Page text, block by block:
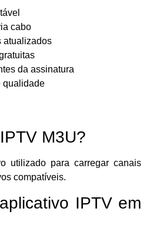
cabo
atualizados
da assinatura
qualidade
M3U?
utilizado para carregar canais
compatíveis.
IPTV em